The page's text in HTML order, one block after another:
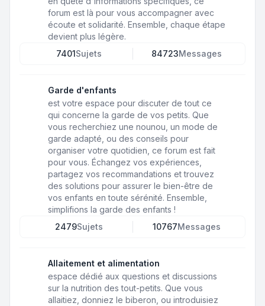
forum est là pour vous accompagner avec
écoute et solidarité. Ensemble, chaque étape
devient plus légère.
7401Sujets 84723Messages
Garde d'enfants
est votre espace pour discuter de tout ce
qui concerne la garde de vos petits. Que
vous recherchiez une nounou, un mode de
garde adapté, ou des conseils pour
organiser votre quotidien, ce forum est fait
pour vous. Échangez vos expériences,
partagez vos recommandations et trouvez
des solutions pour assurer le bien-être de
vos enfants en toute sérénité. Ensemble,
simplifions la garde des enfants !
2479Sujets 10767Messages
Allaitement et alimentation
espace dédié aux questions et discussions
sur la nutrition des tout-petits. Que vous
allaitiez, donniez le biberon, ou introduisiez